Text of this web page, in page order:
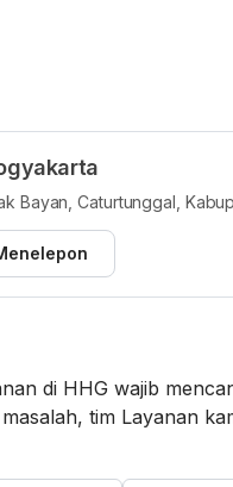
Bayan, Caturtunggal,
di HHG wajib
tim Layanan